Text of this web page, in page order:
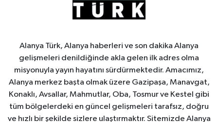
Alanya Türk, Alanya haberleri ve son dakika Alanya
gelişmeleri denildiğinde akla gelen ilk adres olma
misyonuyla yayın hayatını sürdürmektedir. Amacımız,
Alanya merkez başta olmak üzere Gazipaşa, Manavgat,
Konaklı, Avsallar, Mahmutlar, Oba, Tosmur ve Kestel gibi
tüm bölgelerdeki en güncel gelişmeleri tarafsız, doğru
ve hızlı bir şekilde sizlere ulaştırmaktır. Sitemizde Alanya